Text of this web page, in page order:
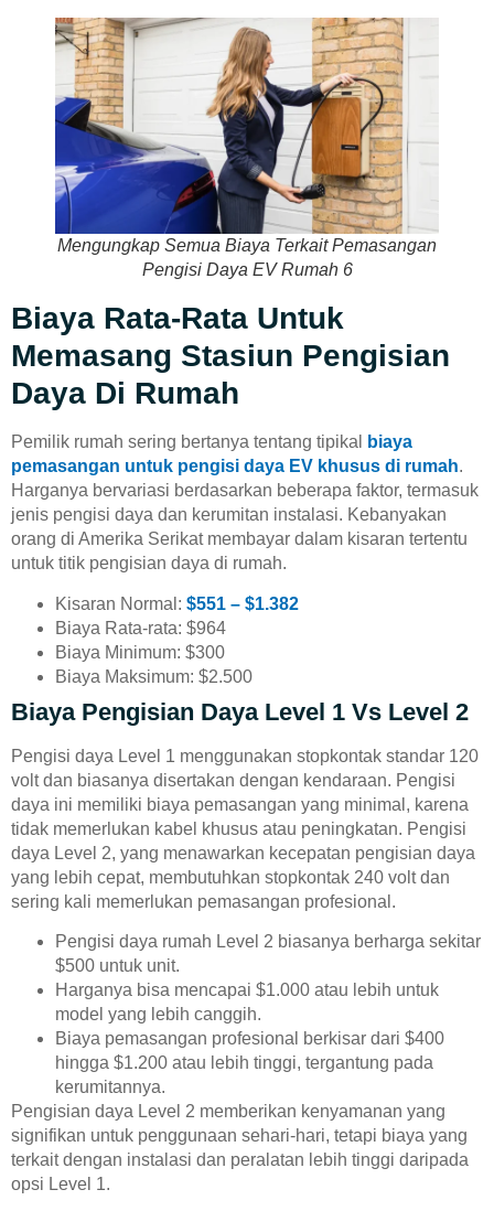
Mengungkap Semua Biaya Terkait Pemasangan
Pengisi Daya EV Rumah 6
Biaya Rata-Rata Untuk
Memasang Stasiun Pengisian
Daya Di Rumah
Pemilik rumah sering bertanya tentang tipikal
biaya
pemasangan untuk pengisi daya EV khusus di rumah.
Harganya bervariasi berdasarkan beberapa faktor, termasuk
jenis pengisi daya dan kerumitan instalasi. Kebanyakan
orang di Amerika Serikat membayar dalam kisaran tertentu
untuk titik pengisian daya di rumah.
Kisaran Normal: $551 – $1.382
Biaya Rata-rata: $964
Biaya Minimum: $300
Biaya Maksimum: $2.500
Biaya Pengisian Daya Level 1 Vs Level 2
Pengisi daya Level 1 menggunakan stopkontak standar 120
volt dan biasanya disertakan dengan kendaraan. Pengisi
daya ini memiliki biaya pemasangan yang minimal, karena
tidak memerlukan kabel khusus atau peningkatan. Pengisi
daya Level 2, yang menawarkan kecepatan pengisian daya
yang lebih cepat, membutuhkan stopkontak 240 volt dan
sering kali memerlukan pemasangan profesional.
Pengisi daya rumah Level 2 biasanya berharga sekitar
$500 untuk unit.
Harganya bisa mencapai $1.000 atau lebih untuk
model yang lebih canggih.
Biaya pemasangan profesional berkisar dari $400
hingga $1.200 atau lebih tinggi, tergantung pada
kerumitannya.
Pengisian daya Level 2 memberikan kenyamanan yang
signifikan untuk penggunaan sehari-hari, tetapi biaya yang
terkait dengan instalasi dan peralatan lebih tinggi daripada
opsi Level 1.